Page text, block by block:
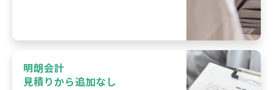
明朗会計
見積りから追加なし